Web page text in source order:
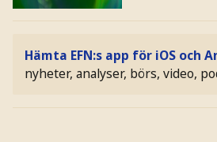
Hämta EFN:s app för iOS och
nyheter, analyser, börs, video,